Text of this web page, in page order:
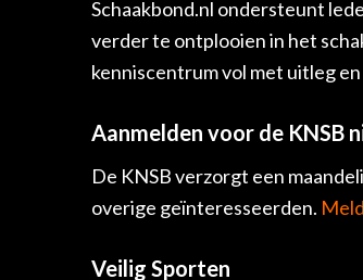
Schaakbond.nl ondersteunt
verder te ontplooien in het
kenniscentrum vol met uitleg
Aanmelden voor de KNSB
De KNSB verzorgt een
overige geïnteresseerden.
Veilig Sporten